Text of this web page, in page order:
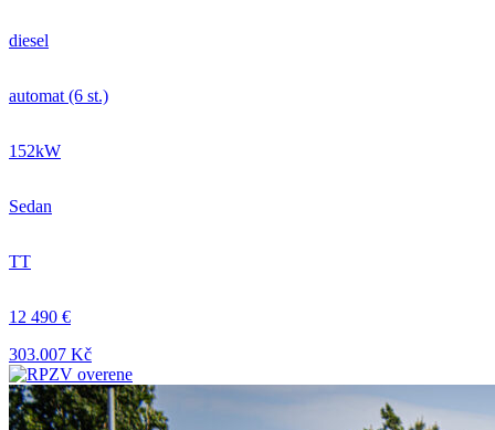
diesel
automat (6 st.)
152kW
Sedan
TT
12 490 €
303.007 Kč